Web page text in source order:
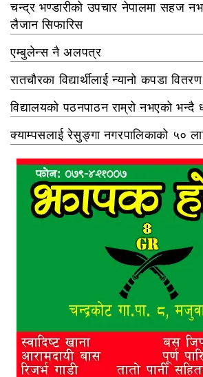
चन्द्र भण्डारीको उपचार नेपालमा सहज
लैजान सिफारिस
एम्बुलेन्स नै अलपत्र
रातचौरका विद्यार्थीलाई न्यानो कपडा वितरण
विद्यालयको पठनपाठन राम्रो नभएको भन्दै
क्याम्पसलाई रेसुङ्गा नगरपालिकाको ५०